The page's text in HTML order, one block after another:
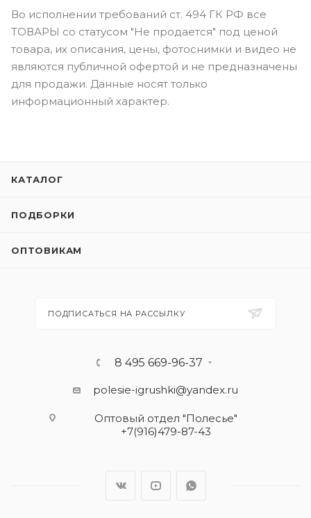
Во исполнении требований ст. 494 ГК РФ все
ТОВАРЫ со статусом "Не продается" под ценой
товара, их описания, цены, фотоснимки и видео не
являются публичной офертой и не предназначены
для продажи. Данные носят только
информационный характер.
КАТАЛОГ
ПОДБОРКИ
ОПТОВИКАМ
ПОДПИСАТЬСЯ НА РАССЫЛКУ
8 495 669-96-37
polesie-igrushki@yandex.ru
Оптовый отдел "Полесье"
+7(916)479-87-43